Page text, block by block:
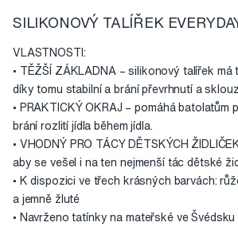
SILIKONOVÝ TALÍŘEK
VLASTNOSTI:
• TĚŽŠÍ ZÁKLADNA – silikonový talířek
díky tomu stabilní a brání převrhnutí a
• PRAKTICKÝ OKRAJ – pomáhá batolatům
brání rozlití jídla během jídla.
• VHODNÝ PRO TÁCY DĚTSKÝCH
aby se vešel i na ten nejmenší tác dětské
• K dispozici ve třech krásných barvách:
a jemně žluté
• Navrženo tatínky na mateřské ve Švédsku